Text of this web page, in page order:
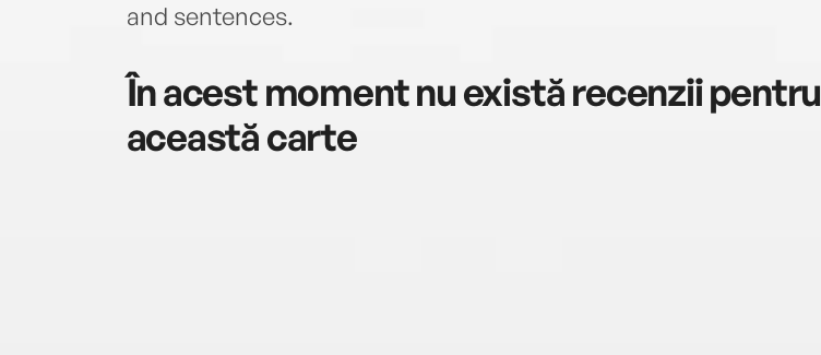
and sentences.
În acest moment nu există recenzii pentru
această carte